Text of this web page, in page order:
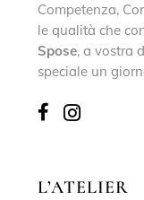
Competenza,
le qualità che
Spose, a vostra
speciale un
L’ATELIER